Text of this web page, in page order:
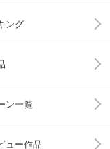
ング
ン一覧
ュー作品